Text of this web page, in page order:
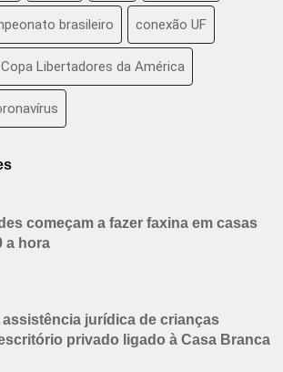
brasileiro conexão UF
Copa Libertadores da América
começam a fazer faxina em casas
a hora
assistência jurídica de crianças
privado ligado à Casa Branca